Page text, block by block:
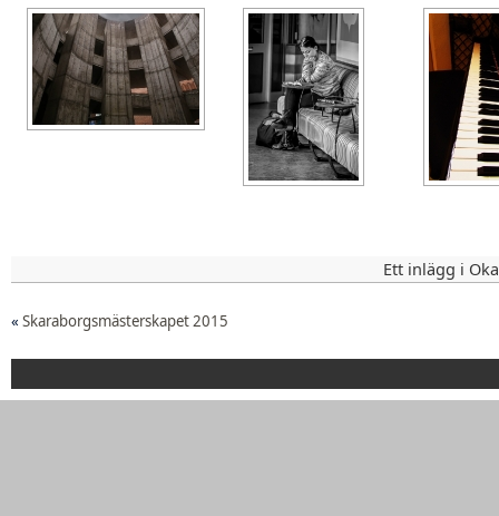
Ett inlägg i
« Skaraborgsmästerskapet 2015